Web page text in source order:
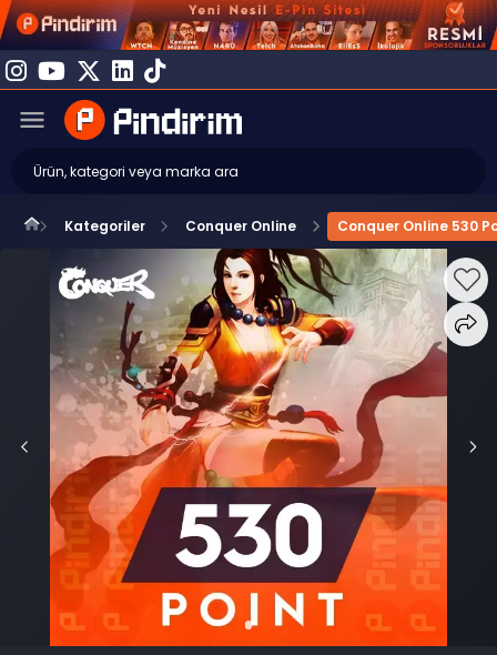
Kategoriler Conquer Online Conquer Online 530